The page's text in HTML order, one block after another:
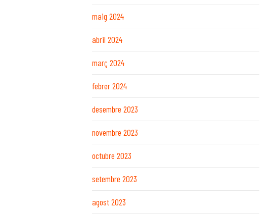
maig 2024
abril 2024
març 2024
febrer 2024
desembre 2023
novembre 2023
octubre 2023
setembre 2023
agost 2023